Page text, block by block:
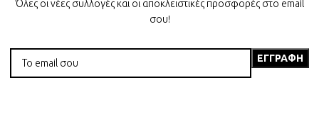
Όλες οι νέες συλλογές και οι αποκλειστικές προσφορές στο email
σου!